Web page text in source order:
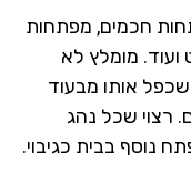
מפתחות
מומלץ לא
מבעוד
שכל נהג
בבית כגיבוי.